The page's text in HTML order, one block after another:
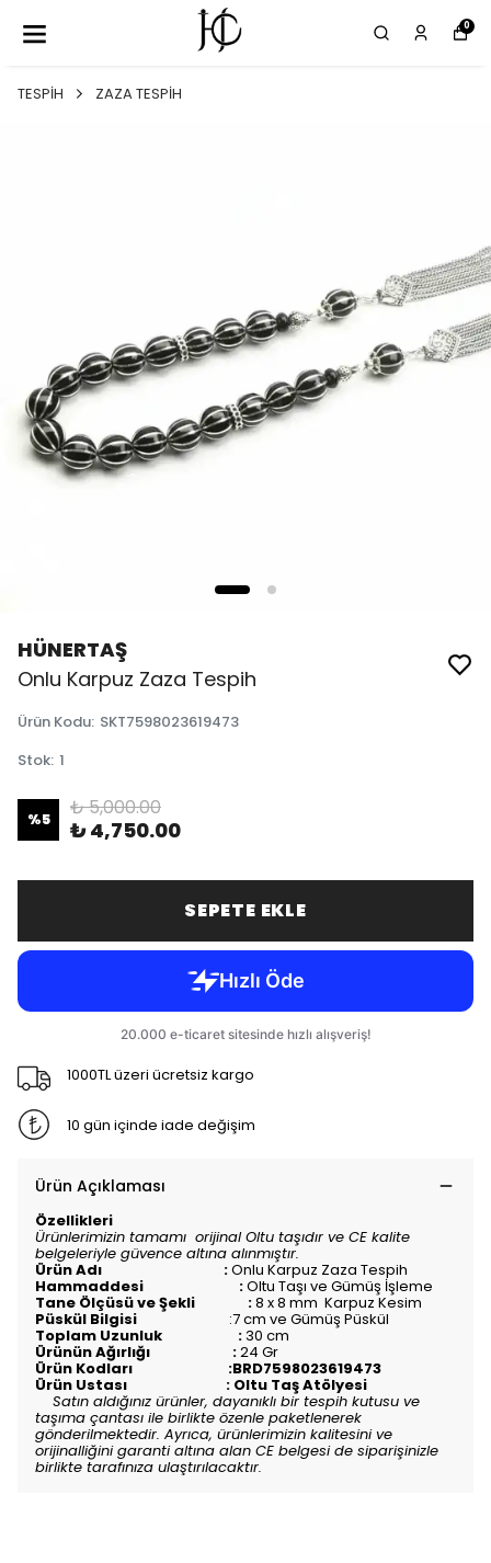
0
TESPİH ZAZA TESPİH
HÜNERTAŞ
Onlu Karpuz Zaza Tespih
Ürün Kodu: SKT7598023619473
Stok: 1
%5 ₺ 5,000.00
₺ 4,750.00
SEPETE EKLE
1000TL üzeri ücretsiz kargo
10 gün içinde iade değişim
Ürün Açıklaması
Özellikleri
Ürünlerimizin tamamı orijinal Oltu taşıdır ve CE kalite
belgeleriyle güvence altına alınmıştır.
Ürün Adı :Onlu Karpuz Zaza Tespih
Hammaddesi :Oltu Taşı ve Gümüş İşleme
Tane Ölçüsü ve Şekli :8 x 8 mm Karpuz Kesim
Püskül Bilgisi :7 cm ve Gümüş Püskül
Toplam Uzunluk :30 cm
Ürünün Ağırlığı :24 Gr
Ürün Kodları :BRD7598023619473
Ürün Ustası : Oltu Taş Atölyesi
Satın aldığınız ürünler, dayanıklı bir tespih kutusu ve
taşıma çantası ile birlikte özenle paketlenerek
gönderilmektedir. Ayrıca, ürünlerimizin kalitesini ve
orijinalliğini garanti altına alan CE belgesi de siparişinizle
birlikte tarafınıza ulaştırılacaktır.